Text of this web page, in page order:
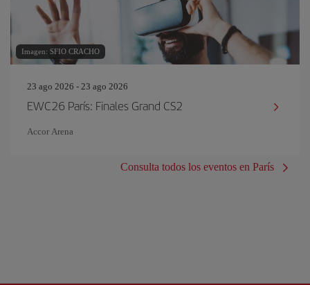
Imagen: SFIO CRACHO
23 ago 2026 - 23 ago 2026
EWC26 París: Finales Grand CS2
Accor Arena
Consulta todos los eventos en París